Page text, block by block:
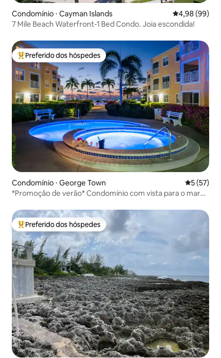
Condomínio ⋅ Cayman Islands 4,98 de uma
4,98 (99)
7 Mile Beach Waterfront-1 Bed Condo. Joia escondida!
Entre os melhores preferidos dos hóspedes
Preferido dos hóspedes
Condomínio ⋅ George Town 5 de uma
5 (57)
*Promoção de verão* Condomínio com vista para o mar
Entre os melhores preferidos dos hóspedes
Preferido dos hóspedes